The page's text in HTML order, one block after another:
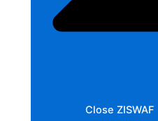
Close ZISWAF